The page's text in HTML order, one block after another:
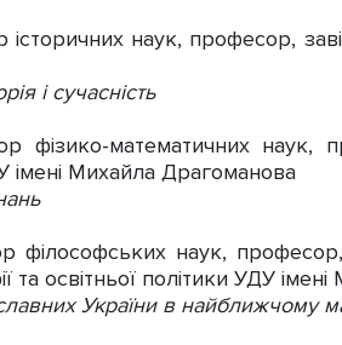
історичних наук, професор,
і сучасність
фізико-математичних наук,
імені Михайла Драгоманова
філософських наук,
та освітньої політики УДУ
України в найближчому